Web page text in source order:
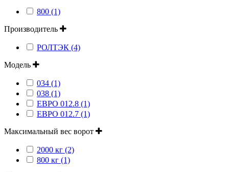
800 (1)
Производитель
РОЛТЭК (4)
Модель
034 (1)
038 (1)
ЕВРО 012.8 (1)
ЕВРО 012.7 (1)
Максимальный вес ворот
2000 кг (2)
800 кг (1)